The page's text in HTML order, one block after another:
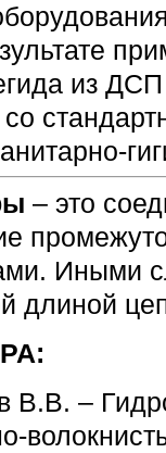
из
– это
Иными
длиной
В.В. –